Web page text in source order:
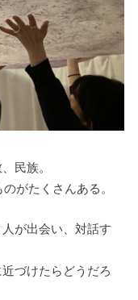
民族。
がたくさんある。
が出会い、対話す
づけたらどうだろ